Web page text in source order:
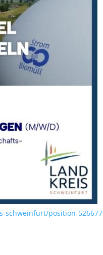
schweinfurt/position-526677